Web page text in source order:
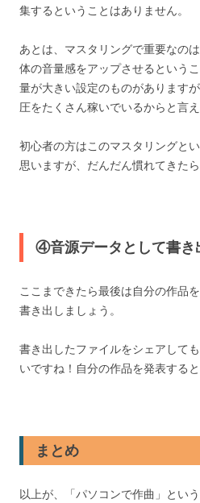
集するということはありません。
あとは、マスタリングで重要なの
体の音量感をアップさせるという
量が大きい設定のものがあります
圧をたくさん稼いでいるからと言え
初心者の方はこのマスタリングと
思いますが、だんだん慣れてきた
④音源データとして書き
ここまできたら最後は自分の作品
書き出しましょう。
書き出したファイルをシェアして
いですね！自分の作品を発表する
まとめ
以上が、「パソコンで作曲」とい